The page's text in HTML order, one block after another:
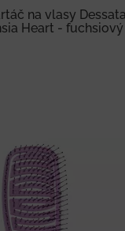
na vlasy
Heart - fuchsiový